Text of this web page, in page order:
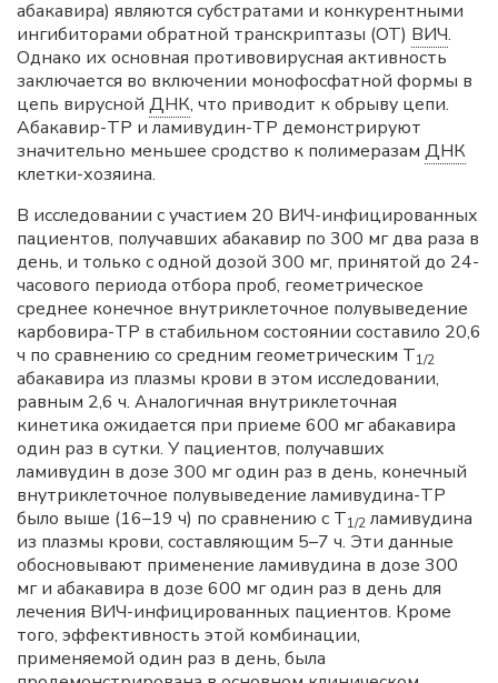
абакавира) являются субстратами и конкурентными
ингибиторами обратной транскриптазы (ОТ) ВИЧ.
Однако их основная противовирусная активность
заключается во включении монофосфатной формы в
цепь вирусной ДНК, что приводит к обрыву цепи.
Абакавир-ТР и ламивудин-ТР демонстрируют
значительно меньшее сродство к полимеразам ДНК
клетки-хозяина.
В исследовании с участием 20 ВИЧ-инфицированных
пациентов, получавших абакавир по 300 мг два раза в
день, и только с одной дозой 300 мг, принятой до 24-
часового периода отбора проб, геометрическое
среднее конечное внутриклеточное полувыведение
карбовира-TP в стабильном состоянии составило 20,6
ч по сравнению со средним геометрическим Т1/2
абакавира из плазмы крови в этом исследовании,
равным 2,6 ч. Аналогичная внутриклеточная
кинетика ожидается при приеме 600 мг абакавира
один раз в сутки. У пациентов, получавших
ламивудин в дозе 300 мг один раз в день, конечный
внутриклеточное полувыведение ламивудина-TP
было выше (16–19 ч) по сравнению с Т1/2 ламивудина
из плазмы крови, составляющим 5–7 ч. Эти данные
обосновывают применение ламивудина в дозе 300
мг и абакавира в дозе 600 мг один раз в день для
лечения ВИЧ-инфицированных пациентов. Кроме
того, эффективность этой комбинации,
применяемой один раз в день, была